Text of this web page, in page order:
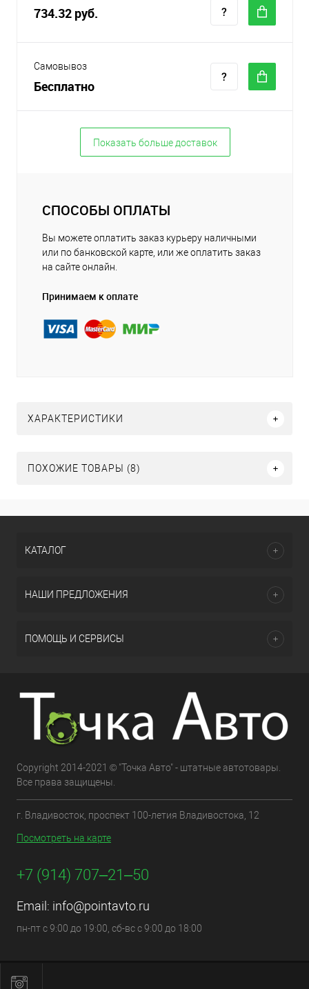
734.32 руб.
Самовывоз
Бесплатно
Показать больше доставок
СПОСОБЫ ОПЛАТЫ
Вы можете оплатить заказ курьеру наличными
или по банковской карте, или же оплатить заказ
на сайте онлайн.
Принимаем к оплате
ХАРАКТЕРИСТИКИ
ПОХОЖИЕ ТОВАРЫ (8)
КАТАЛОГ
НАШИ ПРЕДЛОЖЕНИЯ
ПОМОЩЬ И СЕРВИСЫ
Copyright 2014-2021 © "Точка Авто" - штатные автотовары.
Все права защищены.
г. Владивосток, проспект 100-летия Владивостока, 12
Посмотреть на карте
+7 (914) 707‒21‒50
Email: info@pointavto.ru
пн-пт с 9:00 до 19:00, сб-вс с 9:00 до 18:00